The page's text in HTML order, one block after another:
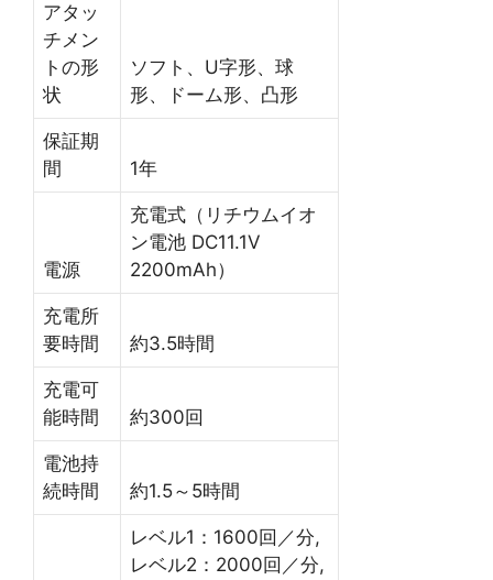
アタッ
チメン
トの形
状
ソフト、U字形、球
形、ドーム形、凸形
保証期
間
1年
電源
充電式（リチウムイオ
ン電池 DC11.1V
2200mAh）
充電所
要時間
約3.5時間
充電可
能時間
約300回
電池持
続時間
約1.5～5時間
レベル1：1600回／分,
レベル2：2000回／分,